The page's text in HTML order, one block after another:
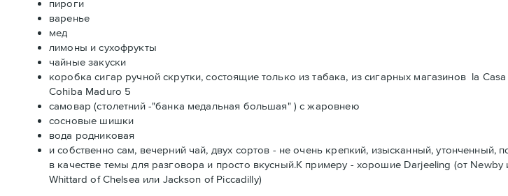
пироги
варенье
мед
лимоны и сухофрукты
чайные закуски
коробка сигар ручной скрутки, состоящие только из табака, из сигарных магазинов la
Cohiba Maduro 5
самовар (столетний -"банка медальная большая" ) с жаровнею
сосновые шишки
вода родниковая
и собственно сам, вечерний чай, двух сортов - не очень крепкий, изысканный,
в качестве темы для разговора и просто вкусный.К примеру - хорошие Darjeeling (от Newby
Whittard of Chelsea или Jackson of Piccadilly)